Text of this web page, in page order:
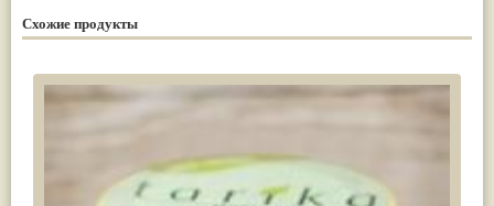
Схожие продукты